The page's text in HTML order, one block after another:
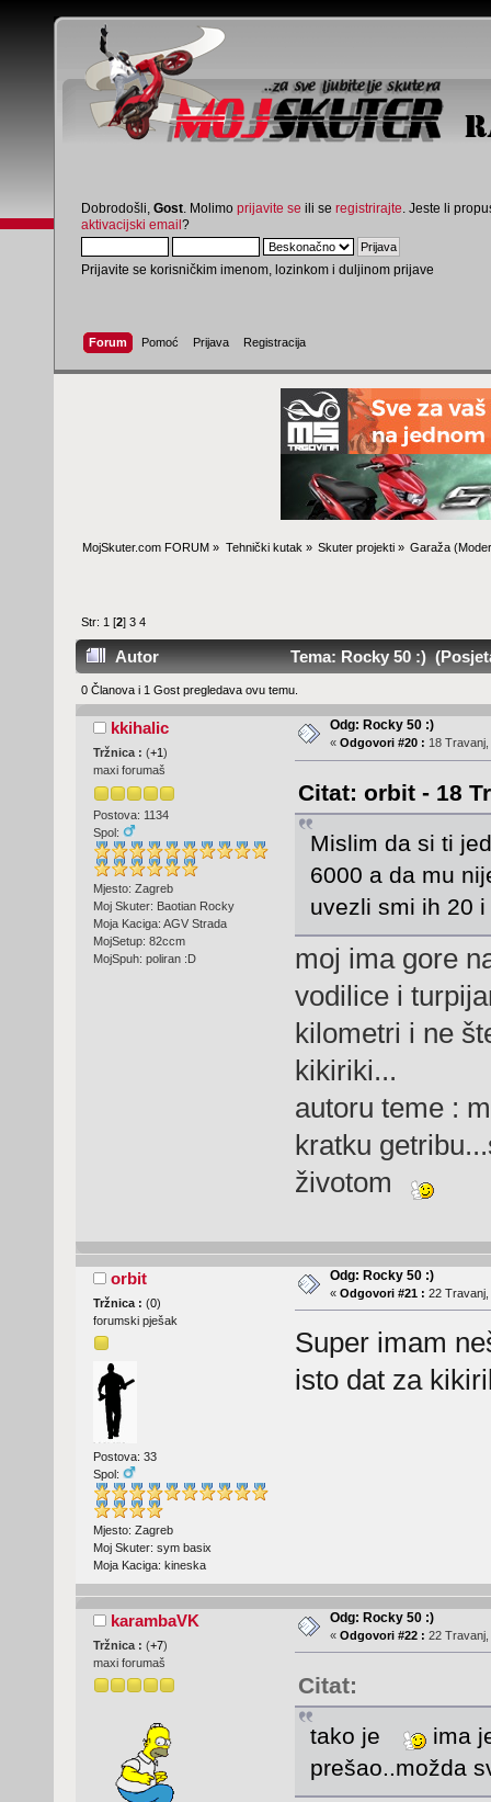
Dobrodošli, Gost . Molimo prijavite se ili se registrirajte . Jeste li
aktivacijski email?
Prijavite se korisničkim imenom, lozinkom i duljinom prijave
Forum Pomoć Prijava Registracija
MojSkuter.com FORUM » Tehnički kutak » Skuter projekti» Garaža
Str: 1 [2]3 4
Autor Tema: Rocky 50 :)
0 Članova i 1 Gost pregledava ovu temu.
kkihalic
Tržnica : (+1 )
maxi forumaš
Postova: 1134
Spol:
Mjesto: Zagreb
Moj Skuter: Baotian Rocky
Moja Kaciga: AGV Strada
MojSetup: 82ccm
MojSpuh: poliran :D
Odg: Rocky 50 :)
« Odgovori #20 : 18
Citat: orbit - 18
Mislim da si ti
6000 a da mu
uvezli smi ih 20
moj ima gore
vodilice i
kilometri i ne
kikiriki...
autoru teme :
kratku
životom
orbit
Tržnica : (0)
forumski pješak
Postova: 33
Spol:
Mjesto: Zagreb
Moj Skuter: sym basix
Moja Kaciga: kineska
Odg: Rocky 50 :)
« Odgovori #21 : 22 Travanj,
Super imam
isto dat za
karambaVK
Tržnica : (+7)
maxi forumaš
Odg: Rocky 50 :)
« Odgovori #22 : 22 Travanj,
Citat:
tako je
ima
prešao..možda